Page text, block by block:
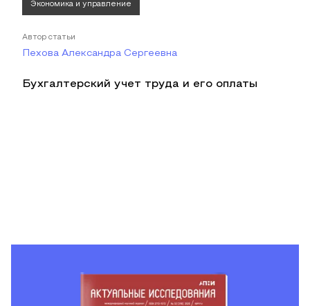
Экономика и управление
Автор статьи
Пехова Александра Сергеевна
Бухгалтерский учет труда и его оплаты